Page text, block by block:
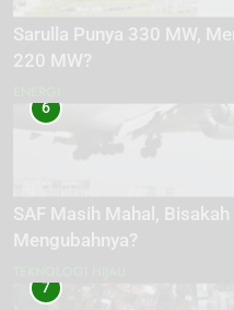
Sarulla Punya 330 MW,
220 MW?
6
SAF Masih Mahal,
Mengubahnya?
7